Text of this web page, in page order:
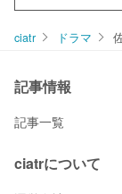
ciatr ドラマ
記事情報
記事一覧
ciatrについて